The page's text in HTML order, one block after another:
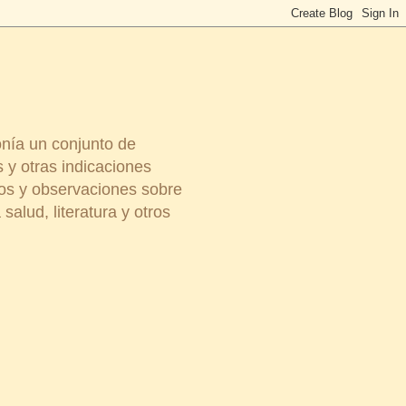
un conjunto de
y otras indicaciones
y observaciones sobre
literatura y otros